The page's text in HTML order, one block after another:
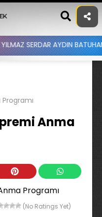
AYDIN BATUHAN
Anma
(No Ratings Yet)